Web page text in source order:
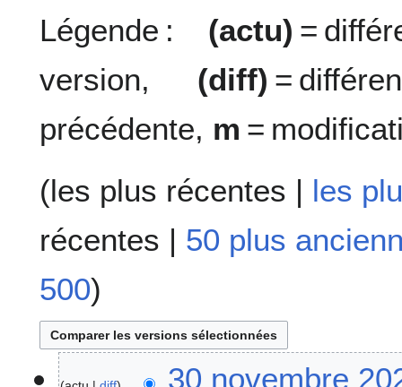
Légende : (actu) =
version, (diff) =
précédente, m =
(les plus récentes | les
récentes | 50 plus
500)
30 novembre